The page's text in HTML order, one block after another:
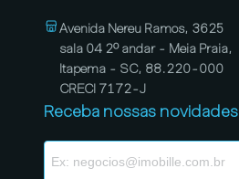
Avenida Nereu Ramos, 3625
sala 04 2º andar - Meia Praia,
Itapema - SC, 88.220-000
CRECI 7172-J
Receba nossas novidades